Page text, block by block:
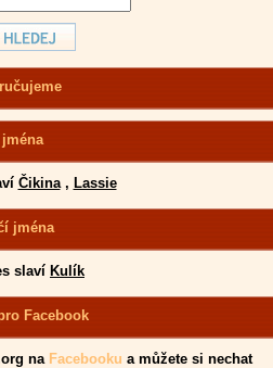
jména
Čikina, Lassie
jména
slaví Kulík
Facebook
na Facebooku a můžete si nechat